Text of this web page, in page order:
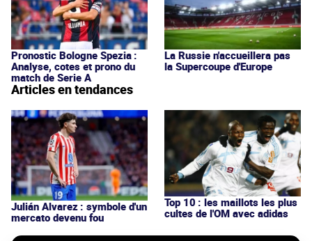
Pronostic Bologne Spezia :
Analyse, cotes et prono du
match de Serie A
La Russie n'accueillera pas
la Supercoupe d'Europe
Articles en tendances
Julián Alvarez : symbole d'un
mercato devenu fou
Top 10 : les maillots les plus
cultes de l'OM avec adidas